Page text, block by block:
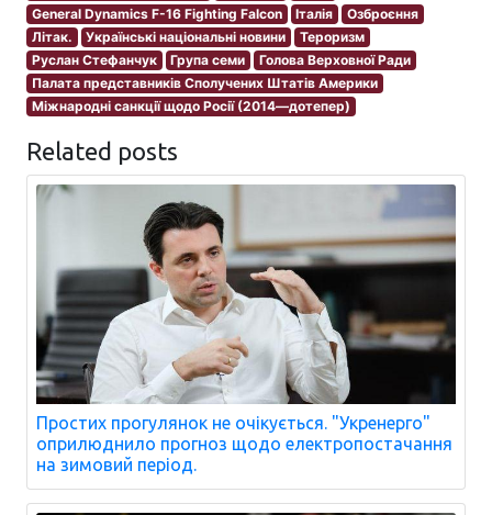
General Dynamics F-16 Fighting Falcon
Італія
Озброєння
Літак.
Українські національні новини
Тероризм
Руслан Стефанчук
Група семи
Голова Верховної Ради
Палата представників Сполучених Штатів Америки
Міжнародні санкції щодо Росії (2014—дотепер)
Related posts
Простих прогулянок не очікується. "Укренерго"
оприлюднило прогноз щодо електропостачання
на зимовий період.